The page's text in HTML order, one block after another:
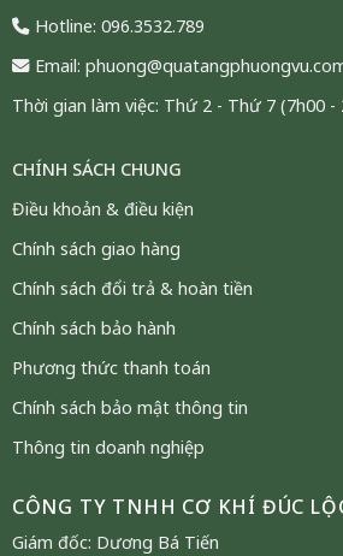
Mô Hình Thuyền Dát Vàng 24K
Hotline: 096.3532.789
Email:
Thời gian làm việc: Thứ 2 - Thứ 7 (7h00 -
CHÍNH SÁCH CHUNG
Điều khoản & điều kiện
Chính sách giao hàng
Chính sách đổi trả & hoàn tiền
Chính sách bảo hành
Phương thức thanh toán
Chính sách bảo mật thông tin
Thông tin doanh nghiệp
CÔNG TY TNHH CƠ KHÍ ĐÚC
Giám đốc: Dương Bá Tiến